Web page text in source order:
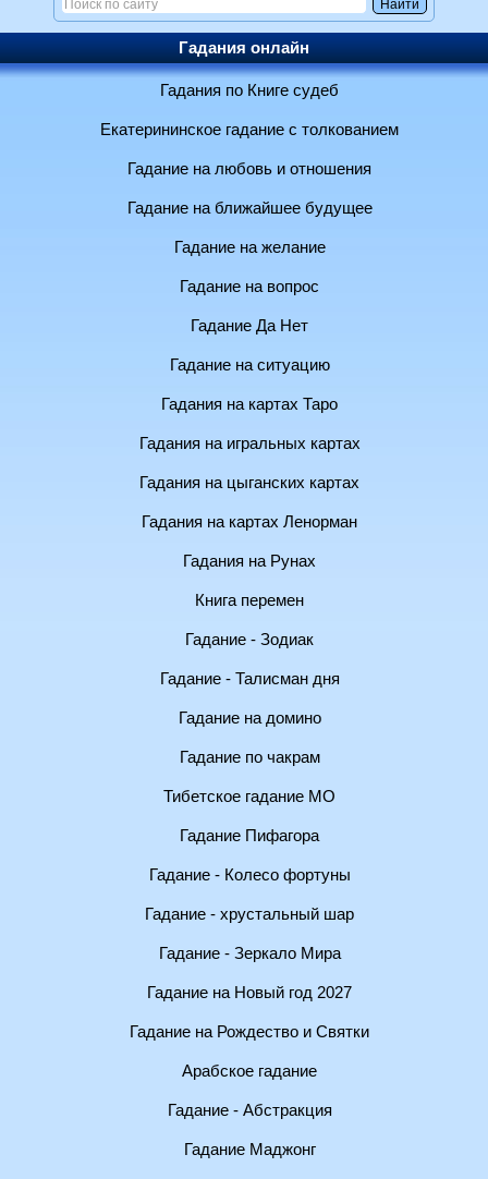
Гадания онлайн
Гадания по Книге судеб
Екатерининское гадание с толкованием
Гадание на любовь и отношения
Гадание на ближайшее будущее
Гадание на желание
Гадание на вопрос
Гадание Да Нет
Гадание на ситуацию
Гадания на картах Таро
Гадания на игральных картах
Гадания на цыганских картах
Гадания на картах Ленорман
Гадания на Рунах
Книга перемен
Гадание - Зодиак
Гадание - Талисман дня
Гадание на домино
Гадание по чакрам
Тибетское гадание МО
Гадание Пифагора
Гадание - Колесо фортуны
Гадание - хрустальный шар
Гадание - Зеркало Мира
Гадание на Новый год 2027
Гадание на Рождество и Святки
Арабское гадание
Гадание - Абстракция
Гадание Маджонг